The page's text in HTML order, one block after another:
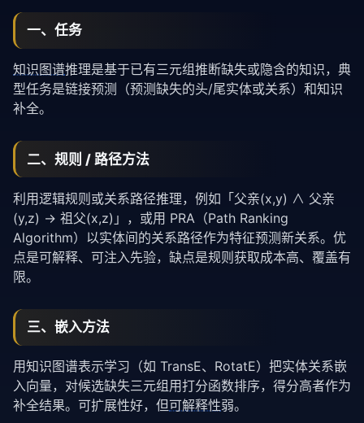
一、任务
知识图谱推理是基于已有三元组推断缺失或隐含的知识，典
型任务是链接预测（预测缺失的头/尾实体或关系）和知识
补全。
二、规则 / 路径方法
利用逻辑规则或关系路径推理，例如「父亲(x,y) ∧ 父亲
(y,z) → 祖父(x,z)」，或用 PRA（Path Ranking
Algorithm）以实体间的关系路径作为特征预测新关系。优
点是可解释、可注入先验，缺点是规则获取成本高、覆盖有
限。
三、嵌入方法
用知识图谱表示学习（如 TransE、RotatE）把实体关系嵌
入向量，对候选缺失三元组用打分函数排序，得分高者作为
补全结果。可扩展性好，但可解释性弱。